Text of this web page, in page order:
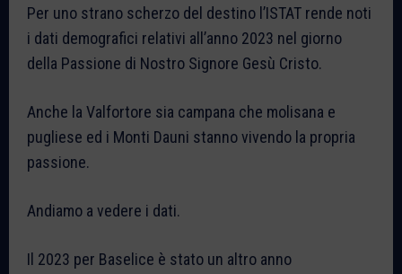
Per uno strano scherzo del destino l’ISTAT rende noti
i dati demografici relativi all’anno 2023 nel giorno
della Passione di Nostro Signore Gesù Cristo.
Anche la Valfortore sia campana che molisana e
pugliese ed i Monti Dauni stanno vivendo la propria
passione.
Andiamo a vedere i dati.
Il 2023 per Baselice è stato un altro anno